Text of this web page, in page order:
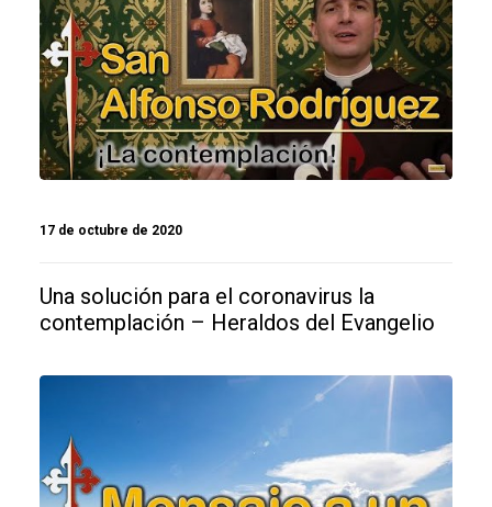
17 de octubre de 2020
Una solución para el coronavirus la
contemplación – Heraldos del Evangelio